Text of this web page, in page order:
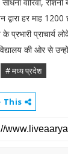
द्वारा हर माह
के प्रभारी प्राचार्य
की ओर से
# मध्य प्रदेश
This